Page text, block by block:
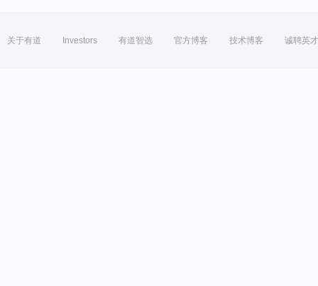
关于有道 Investors 有道智选 官方博客 技术博客 诚聘英才